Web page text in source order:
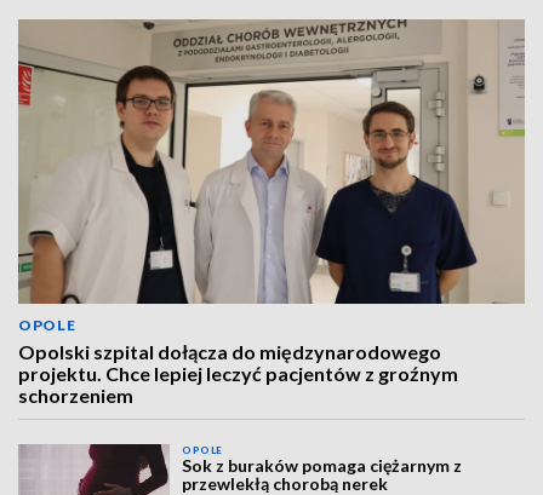
OPOLE
Opolski szpital dołącza do międzynarodowego
projektu. Chce lepiej leczyć pacjentów z groźnym
schorzeniem
OPOLE
Sok z buraków pomaga ciężarnym z
przewlekłą chorobą nerek